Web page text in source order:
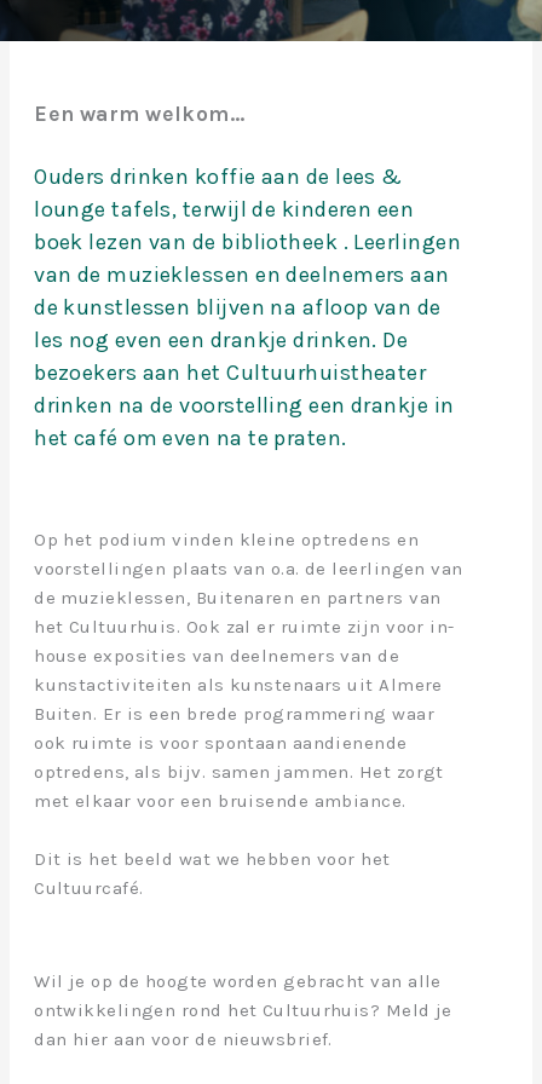
Een warm welkom…
Ouders drinken koffie aan de lees &
lounge tafels, terwijl de kinderen een
boek lezen van de bibliotheek . Leerlingen
van de muzieklessen en deelnemers aan
de kunstlessen blijven na afloop van de
les nog even een drankje drinken. De
bezoekers aan het Cultuurhuistheater
drinken na de voorstelling een drankje in
het café om even na te praten.
Op het podium vinden kleine optredens en
voorstellingen plaats van o.a. de leerlingen van
de muzieklessen, Buitenaren en partners van
het Cultuurhuis. Ook zal er ruimte zijn voor in-
house exposities van deelnemers van de
kunstactiviteiten als kunstenaars uit Almere
Buiten. Er is een brede programmering waar
ook ruimte is voor spontaan aandienende
optredens, als bijv. samen jammen. Het zorgt
met elkaar voor een bruisende ambiance.
Dit is het beeld wat we hebben voor het
Cultuurcafé.
Wil je op de hoogte worden gebracht van alle
ontwikkelingen rond het Cultuurhuis? Meld je
dan hier aan voor de nieuwsbrief.